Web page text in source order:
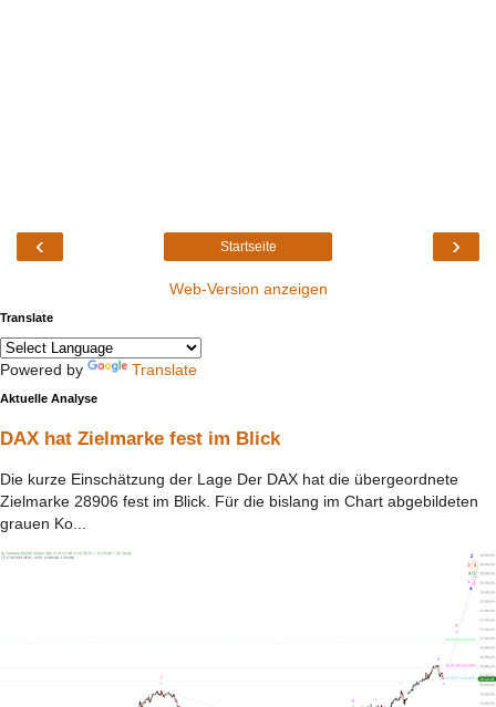
‹ ›
Startseite
Web-Version anzeigen
Translate
Powered by Translate
Aktuelle Analyse
DAX hat Zielmarke fest im Blick
Die kurze Einschätzung der Lage Der DAX hat die übergeordnete
Zielmarke 28906 fest im Blick. Für die bislang im Chart abgebildeten
grauen Ko...